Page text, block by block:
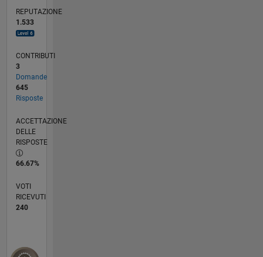
REPUTAZIONE
1.533
CONTRIBUTI
3
Domande
645
Risposte
ACCETTAZIONE
DELLE
RISPOSTE
66.67%
VOTI
RICEVUTI
240